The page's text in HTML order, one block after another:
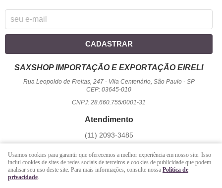
CADASTRAR
SAXSHOP IMPORTAÇÃO E EXPORTAÇÃO EIRELI
Rua Leopoldo de Freitas, 247- Vila Centenário, São Paulo- SP
CEP: 03645-010
CNPJ: 28.660.755/0001-31
Atendimento
(11) 2093-3485
Seg a Sex - 09 hrs às 17:00 hrs / Sáb - 09 hrs às 13 hrs.
atendimento@saxshop.com.br
Usamos cookies para garantir que oferecemos a melhor experiência em nosso site. Isso
inclui cookies de sites de redes sociais de terceiros e cookies de publicidade que podem
analisar seu uso deste site. Para mais informações, consulte nossa Política de
privacidade.